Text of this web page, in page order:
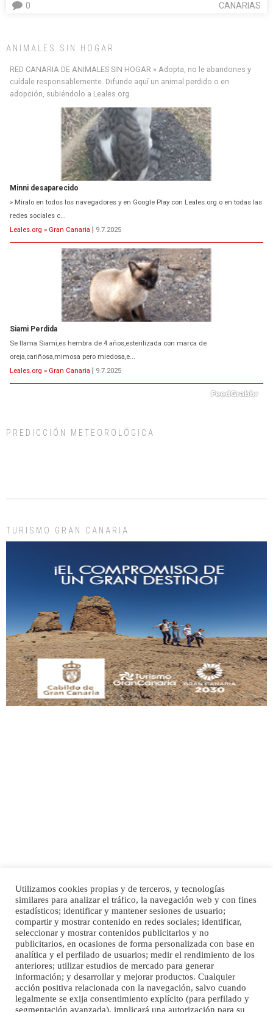
CANARIAS
0
ANIMALES SIN HOGAR
RED CANARIA DE ANIMALES SIN HOGAR » Adopta, no le abandones y
cuídale responsablemente. Difunde aquí un animal perdido o en
adopción, subiéndolo a Leales.org
Minni desaparecido
» Míralo en todos los navegadores y en Google Play con Leales.org o en todas las
redes sociales c...
Leales.org » Gran Canaria
9.7.2025
Siami Perdida
Se llama Siami,es hembra de 4 años,esterilizada con marca de
oreja,cariñosa,mimosa pero miedosa,e...
Leales.org » Gran Canaria
9.7.2025
días, ella incluida...
Gato manso encontrado
Este gato macho ha aparecido en la calle hace menos de un mes, es muy
manso y extremadamente cari...
Leales.org » Gran Canaria | 9.7.2025
SHIBA PERDIDO AVDA JOSE MESA Y LOPEZ
PERRO MACHO RAZA SHIBA CON MICROCHIP PERDIDO HOY 06/07/2025 ZONA
MESA Y LOPEZ. ES MUY ASUSTADIZO
Leales.org » Gran Canaria | 6.7.2025
PREDICCIÓN METEOROLÓGICA
TURISMO GRAN CANARIA
Inicio Publicidad
Política de privacidad
Aviso Legal
Cláusula de Cookies
Enlaces de interés
Utilizamos cookies propias y de terceros, y tecnologías
similares para analizar el tráfico, la navegación web y con fines
estadísticos; identificar y mantener sesiones de usuario;
compartir y mostrar contenido en redes sociales; identificar,
seleccionar y mostrar contenidos publicitarios y no
publicitarios, en ocasiones de forma personalizada con base en
analítica y el perfilado de usuarios; medir el rendimiento de los
anteriores; utilizar estudios de mercado para generar
información; y desarrollar y mejorar productos. Cualquier
acción positiva relacionada con la navegación, salvo cuando
legalmente se exija consentimiento explícito (para perfilado y
segmentación avanzada), implicará una autorización para su